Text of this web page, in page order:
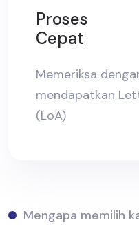
Proses
Cepat
Memeriksa
mendapatkan
(LoA)
Mengapa memilih